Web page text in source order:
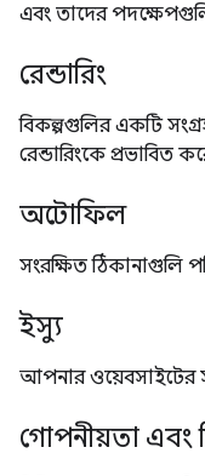
এবং তাদের
রেন্ডারিং
বিকল্পগুলির একটি
রেন্ডারিংকে প্রভাবিত
অটোফিল
সংরক্ষিত ঠিকানাগুলি
ইস্যু
আপনার ওয়েবসাইটের
গোপনীয়তা এবং